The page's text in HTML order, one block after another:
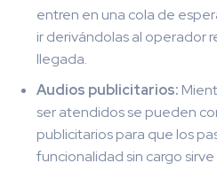
entren en una cola de
ir derivándolas al operador
llegada.
Audios publicitarios:
ser atendidos se pueden
publicitarios para que los
funcionalidad sin cargo